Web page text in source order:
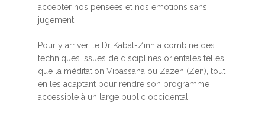
accepter nos pensées et nos émotions sans
jugement.
Pour y arriver, le Dr Kabat-Zinn a combiné des
techniques issues de disciplines orientales telles
que la méditation Vipassana ou Zazen (Zen), tout
en les adaptant pour rendre son programme
accessible à un large public occidental.